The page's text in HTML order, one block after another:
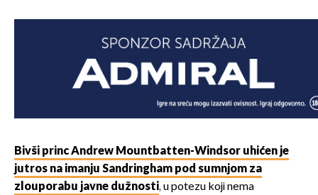
Bivši princ Andrew Mountbatten-Windsor uhićen je
jutros na imanju Sandringham pod sumnjom za
zlouporabu javne dužnosti, u potezu koji nema